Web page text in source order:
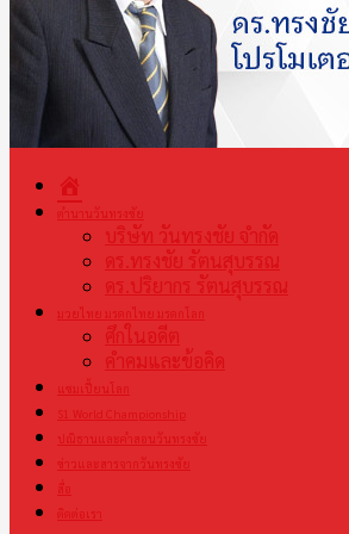
ตำนานวันทรงชัย
บริษัท วันทรงชัย จำกัด
ดร.ทรงชัย รัตนสุบรรณ
ดร.ปริยากร รัตนสุบรรณ
มวยไทย มรดกไทย มรดกโลก
ศึกในอดีต
คำคมและข้อคิด
แชมเปี้ยนโลก
S1 World Championship
ปณิธานและคำสอนวันทรงชัย
ข่าวและสารจากวันทรงชัย
สื่อ
ติดต่อเรา